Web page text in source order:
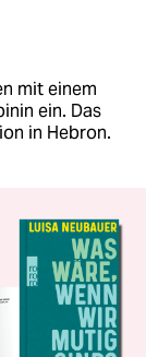
mit einem
ein. Das
in Hebron.